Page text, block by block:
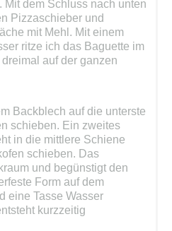
Mit dem Schluss nach unten
Pizzaschieber und
mit Mehl. Mit einem
ritze ich das Baguette im
auf der ganzen
Backblech auf die unterste
schieben. Ein zweites
in die mittlere Schiene
schieben. Das
und begünstigt den
Form auf dem
eine Tasse Wasser
kurzzeitig